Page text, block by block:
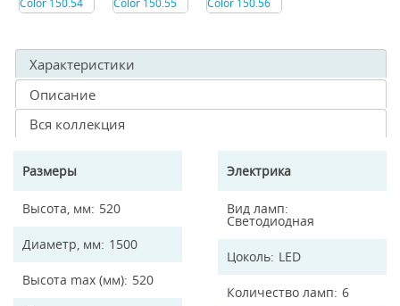
Характеристики
Описание
Вся коллекция
Размеры
Высота, мм 520
Диаметр, мм 1500
Высота max (мм) 520
Электрика
Вид ламп
Светодиодная
Цоколь LED
Количество ламп 6